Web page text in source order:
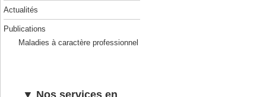
Actualités
Publications
Maladies à caractère professionnel
▼ Nos services en